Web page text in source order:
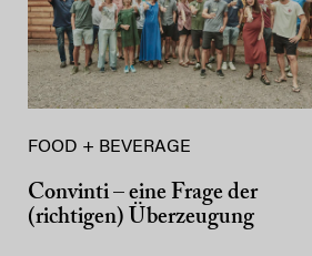
FOOD + BEVERAGE
Convinti – eine Frage der
(richtigen) Überzeugung